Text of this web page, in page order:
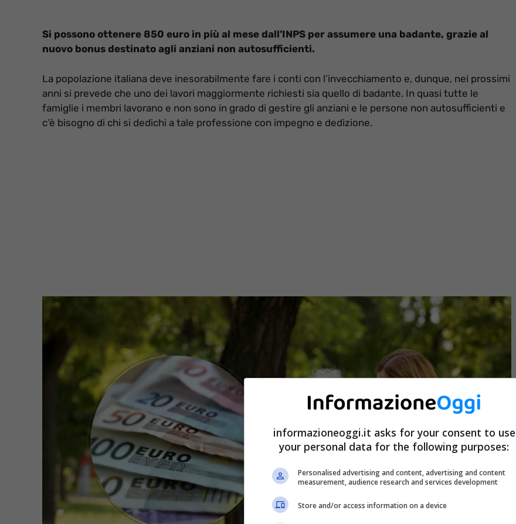
Si possono ottenere 850 euro in più al mese dall’INPS per assumere una badante, grazie al
nuovo bonus destinato agli anziani non autosufficienti.
La popolazione italiana deve inesorabilmente fare i conti con l’invecchiamento e, dunque, nei prossimi
anni si prevede che uno dei lavori maggiormente richiesti sia quello di badante. In quasi tutte le
famiglie i membri lavorano e non sono in grado di gestire gli anziani e le persone non autosufficienti e
c’è bisogno di chi si dedichi a tale professione con impegno e dedizione.
informazioneoggi.it asks for your consent to use
your personal data for the following purposes:
Personalised advertising and content, advertising and content
measurement, audience research and services development
Store and/or access information on a device